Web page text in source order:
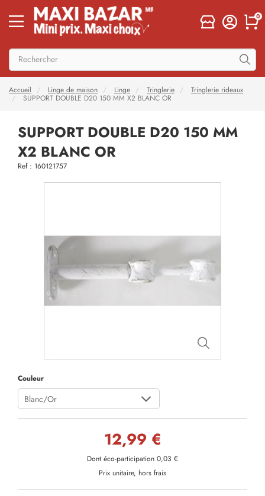
0
Accueil Linge de maison Linge Tringlerie
Tringlerie rideaux
SUPPORT DOUBLE D20 150 MM X2 BLANC OR
SUPPORT DOUBLE D20 150 MM
X2 BLANC OR
Ref : 160121757
Couleur
Blanc/Or
12,99 €
Dont éco-participation 0,03 €
Prix unitaire, hors frais